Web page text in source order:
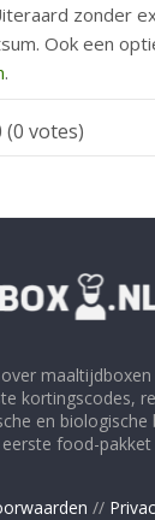
zonder
Ook een
.
(0 votes)
maaltijdboxen
kortingscodes,
en biologische
food-
//